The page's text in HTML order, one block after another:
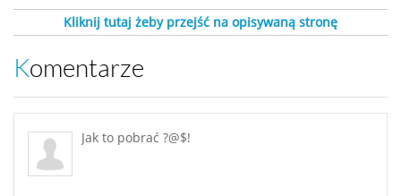
Kliknij tutaj żeby przejść na opisywaną stronę
Komentarze
Jak to pobrać ?@$!